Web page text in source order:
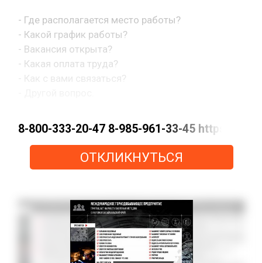
- Где располагается место работы?
- Какой график работы?
- Вакансия открыта?
- Какая оплата труда?
- Как с вами связаться?
8-800-333-20-47 8-985-961-33-45 https://
ОТКЛИКНУТЬСЯ